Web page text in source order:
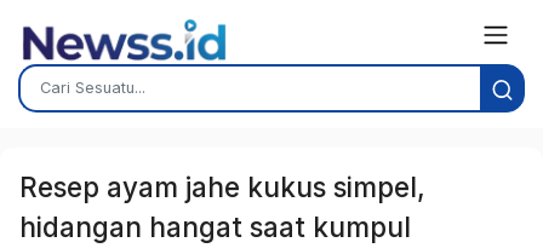
Resep ayam jahe kukus simpel,
hidangan hangat saat kumpul